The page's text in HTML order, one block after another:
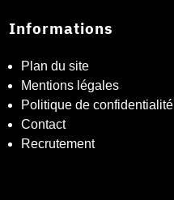
Informations
Plan du site
Mentions légales
Politique de confidentialité
Contact
Recrutement